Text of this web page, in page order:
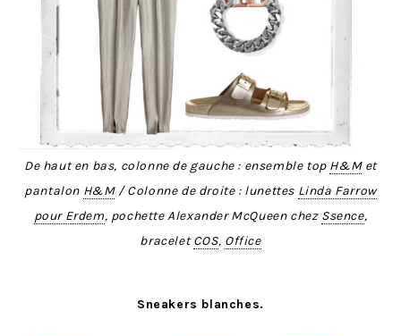
De haut en bas, colonne de gauche : ensemble top H&Met
pantalon H&M/ Colonne de droite : lunettes Linda Farrow
pour Erdem, pochette Alexander McQueen chez Ssence,
braceletCOS, Office
Sneakers blanches.